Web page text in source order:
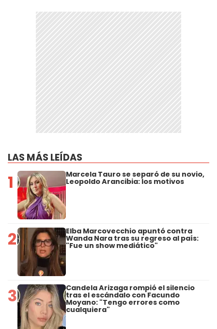
LAS MÁS LEÍDAS
1 Marcela Tauro se separó de su novio,
Leopoldo Arancibia: los motivos
2 Elba Marcovecchio apuntó contra
Wanda Nara tras su regreso al país:
"Fue un show mediático"
3 Candela Arizaga rompió el silencio
tras el escándalo con Facundo
Moyano: "Tengo errores como
cualquiera"